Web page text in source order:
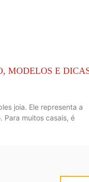
MODELOS E
joia. Ele representa a
Para muitos casais, é